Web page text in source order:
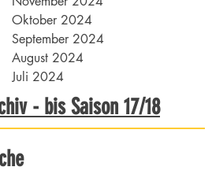
Oktober 2024
September 2024
August 2024
Juli 2024
- bis Saison 17/18